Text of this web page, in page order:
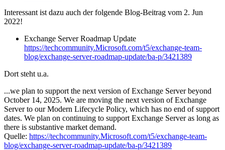
Interessant ist dazu auch der folgende Blog-Beitrag vom 2. Jun
2022!
Exchange Server Roadmap Update
https://techcommunity.Microsoft.com/t5/exchange-team-
blog/exchange-server-roadmap-update/ba-p/3421389
Dort steht u.a.
...we plan to support the next version of Exchange Server beyond
October 14, 2025. We are moving the next version of Exchange
Server to our Modern Lifecycle Policy, which has no end of support
dates. We plan on continuing to support Exchange Server as long as
there is substantive market demand.
Quelle: https://techcommunity.Microsoft.com/t5/exchange-team-
blog/exchange-server-roadmap-update/ba-p/3421389